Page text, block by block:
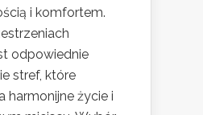
i komfortem.
odpowiednie
stref, które
harmonijne życie i